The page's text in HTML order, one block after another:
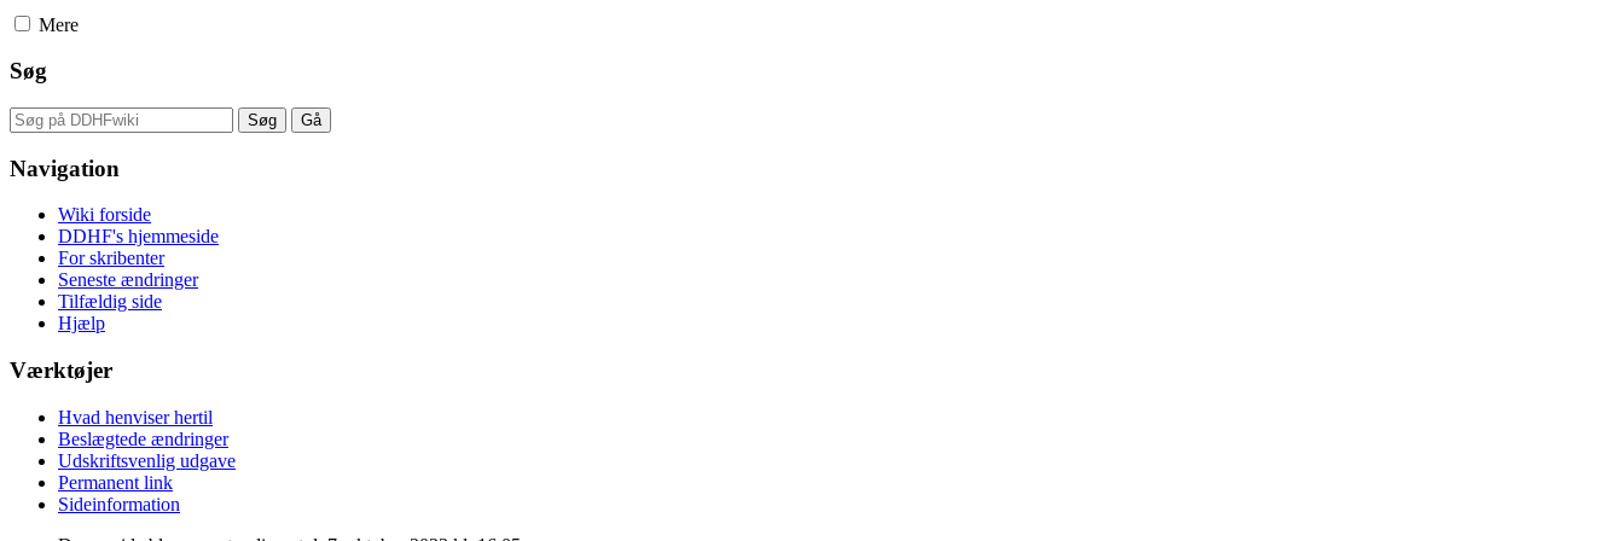
Mere
Søg
Navigation
Wiki forside
DDHF's hjemmeside
For skribenter
Seneste ændringer
Tilfældig side
Hjælp
Værktøjer
Hvad henviser hertil
Beslægtede ændringer
Udskriftsvenlig udgave
Permanent link
Sideinformation